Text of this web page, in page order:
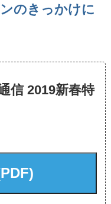
のきっかけに
信 2019新春特